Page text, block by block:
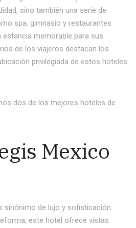
sino también una serie de
spa, gimnasio y restaurantes
estancia memorable para sus
de los viajeros destacan los
privilegiada de estos hoteles
dos de los mejores hoteles de
Mexico
sinónimo de lujo y sofisticación.
este hotel ofrece vistas